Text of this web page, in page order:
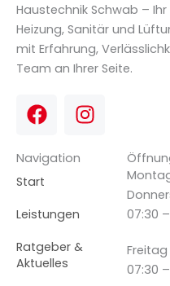
Haustechnik Schwab –
Heizung, Sanitär und
mit Erfahrung,
Team an Ihrer Seite.
F
a
e
b
o
o
k
I
n
Navigation
Start
Leistungen
Ratgeber &
Aktuelles
07:30
Freitag
07:30